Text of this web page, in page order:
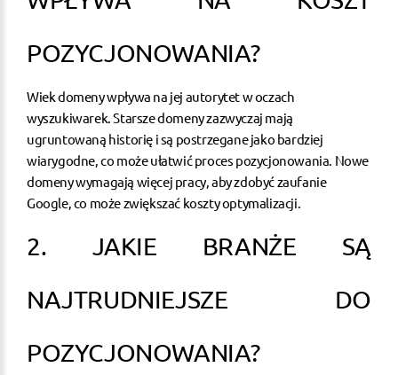
POZYCJONOWANIA?
Wiek domeny wpływa na jej autorytet w oczach
wyszukiwarek. Starsze domeny zazwyczaj mają
ugruntowaną historię i są postrzegane jako bardziej
wiarygodne, co może ułatwić proces pozycjonowania. Nowe
domeny wymagają więcej pracy, aby zdobyć zaufanie
Google, co może zwiększać koszty optymalizacji.
2. JAKIE BRANŻE SĄ
NAJTRUDNIEJSZE DO
POZYCJONOWANIA?